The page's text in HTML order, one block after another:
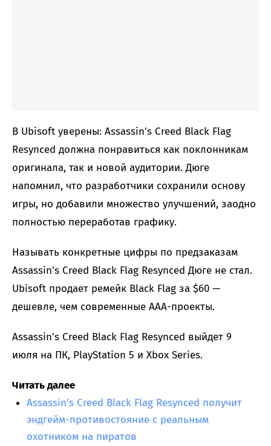
В Ubisoft уверены: Assassin's Creed Black Flag
Resynced должна понравиться как поклонникам
оригинала, так и новой аудитории. Дюге
напомнил, что разработчики сохранили основу
игры, но добавили множество улучшений, заодно
полностью переработав графику.
Называть конкретные цифры по предзаказам
Assassin's Creed Black Flag Resynced Дюге не стал.
Ubisoft продает ремейк Black Flag за $60 —
дешевле, чем современные AAA-проекты.
Assassin's Creed Black Flag Resynced выйдет 9
июля на ПК, PlayStation 5 и Xbox Series.
Читать далее
Assassin’s Creed Black Flag Resynced получит
эндгейм-противостояние с реальным
охотником на пиратов